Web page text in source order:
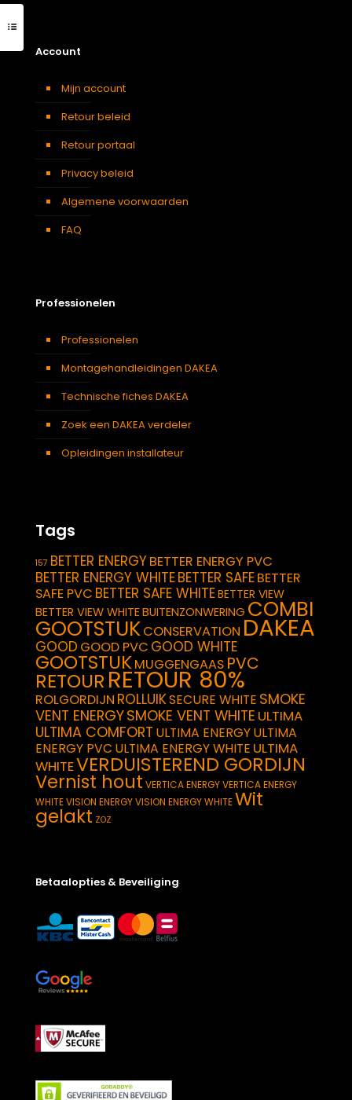
Account
Mijn account
Retour beleid
Retour portaal
Privacy beleid
Algemene voorwaarden
FAQ
Professionelen
Professionelen
Montagehandleidingen DAKEA
Technische fiches DAKEA
Zoek een DAKEA verdeler
Opleidingen installateur
Tags
157 BETTER ENERGYBETTER ENERGY PVC
BETTER ENERGY WHITEBETTER SAFEBETTER
SAFE PVC BETTER SAFE WHITEBETTER VIEW
BETTER VIEW WHITEBUITENZONWERING COMBI
GOOTSTUKCONSERVATION DAKEA
GOOD GOOD PVC GOOD WHITE
GOOTSTUKMUGGENGAAS PVC
RETOUR RETOUR 80%
ROLGORDIJN ROLLUIKSECURE WHITE SMOKE
VENT ENERGYSMOKE VENT WHITE ULTIMA
ULTIMA COMFORT ULTIMA ENERGYULTIMA
ENERGY PVC ULTIMA ENERGY WHITE ULTIMA
WHITEVERDUISTEREND GORDIJN
Vernist hout VERTICA ENERGYVERTICA ENERGY
WHITEVISION ENERGYVISION ENERGY WHITEWit
gelakt ZOZ
Betaalopties & Beveiliging